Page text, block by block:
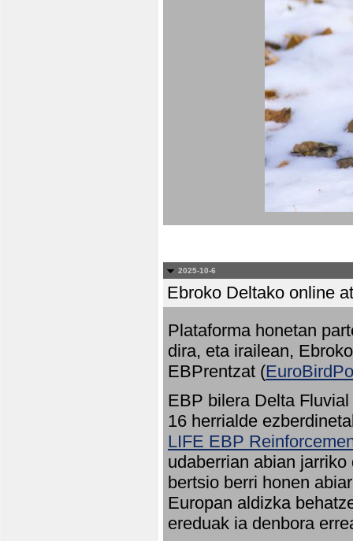
2025-10-6
Ebroko Deltako online
Plataforma honetan
dira, eta irailean,
EBPrentzat (
EBP bilera Delta
16 herrialde
LIFE EBP
udaberrian abian
bertsio berri honen
Europan aldizka
ereduak ia denbora